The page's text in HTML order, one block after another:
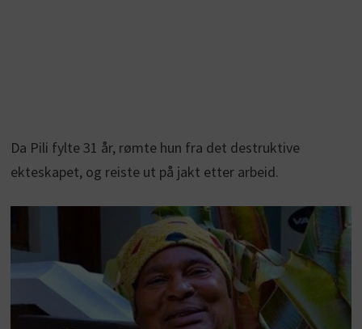
Da Pili fylte 31 år, rømte hun fra det destruktive
ekteskapet, og reiste ut på jakt etter arbeid.